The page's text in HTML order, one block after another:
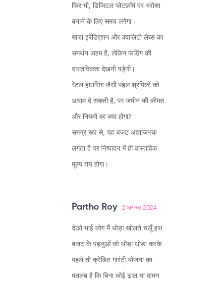
फिर भी, डिजिटल प्लेटफ़ॉर्म पर भरोसा
बनाने के लिए समय लगेगा।
खाद्य इर्रेडिएशन और क्वालिटी लैब्स का
समर्थन अहम है, लेकिन फंडिंग की
वास्तविकता देखनी पड़ेगी।
रेंटल हाउसिंग जैसी पहल श्रमिकों को
आराम दे सकती है, पर जमीन की कीमत
और नियमों का क्या होगा?
समग्र रूप से, यह बजट आशाजनक
लगता है पर निष्पादन में ही वास्तविक
मूल्य तय होगा।
Partho Roy 2 अगस्त 2024
देखो भाई लोग मैं थोड़ा खोलते चलूँ इस
बजट के पहलुओं को थोड़ा थोड़ा करके
पहले तो क्रेडिट गारंटी योजना का
मतलब है कि बिना कोई ढाल या दामन